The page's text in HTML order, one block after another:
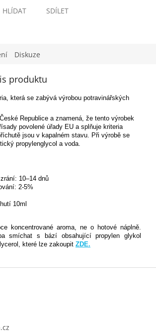
HLÍDAT SDÍLET
Diskuze
produktu
která se zabývá výrobou potravinářských
Republice a znamená, že tento výrobek
povolené úřady EU a splňuje kriteria
jsou v kapalném stavu. Při výrobě se
propylenglycol a voda.
10–14 dnů
2-5%
10ml
koncentrované aroma, ne o hotové náplně.
smíchat s bází obsahující propylen glykol
které lze zakoupit ZDE.